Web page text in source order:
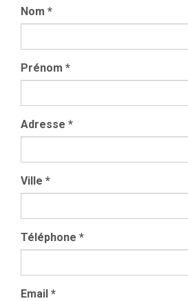
Nom *
Prénom *
Adresse *
Ville *
Téléphone *
Email *